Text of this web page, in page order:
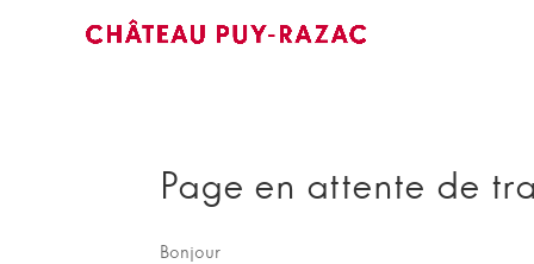
Page en attente de
Bonjour